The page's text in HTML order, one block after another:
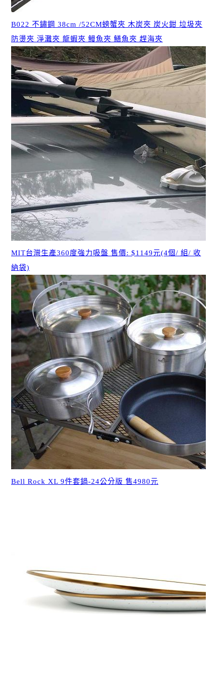
B022 不鏽鋼 38cm /52CM螃蟹夾 木炭夾 炭火鉗 垃圾夾
防燙夾 淨灘夾 龍蝦夾 鰻魚夾 鱔魚夾 趕海夾
MIT台灣生產360度強力吸盤 售價: $1149元(4個/ 組/ 收
納袋)
Bell Rock XL 9件套鍋-24公分版 售4980元